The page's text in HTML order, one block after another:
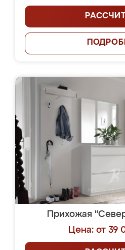
Прихожая
Цена: от 39